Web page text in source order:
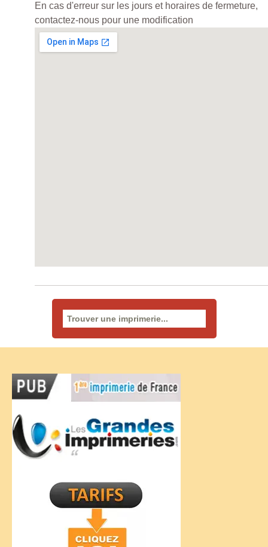
En cas d'erreur sur les jours et horaires de fermeture,
contactez-nous pour une modification
Rechercher